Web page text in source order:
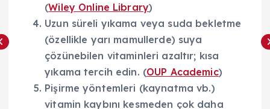
(Wiley Online Library)
Uzun süreli yıkama veya suda bekletme
(özellikle yarı mamullerde) suya
çözünebilen vitaminleri azaltır; kısa
yıkama tercih edin. (OUP Academic)
Pişirme yöntemleri (kaynatma vb.)
vitamin kaybını kesmeden çok daha